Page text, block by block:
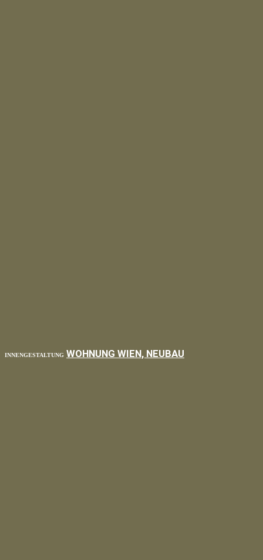
INNENGESTALTUNG WOHNUNG WIEN, NEUBAU